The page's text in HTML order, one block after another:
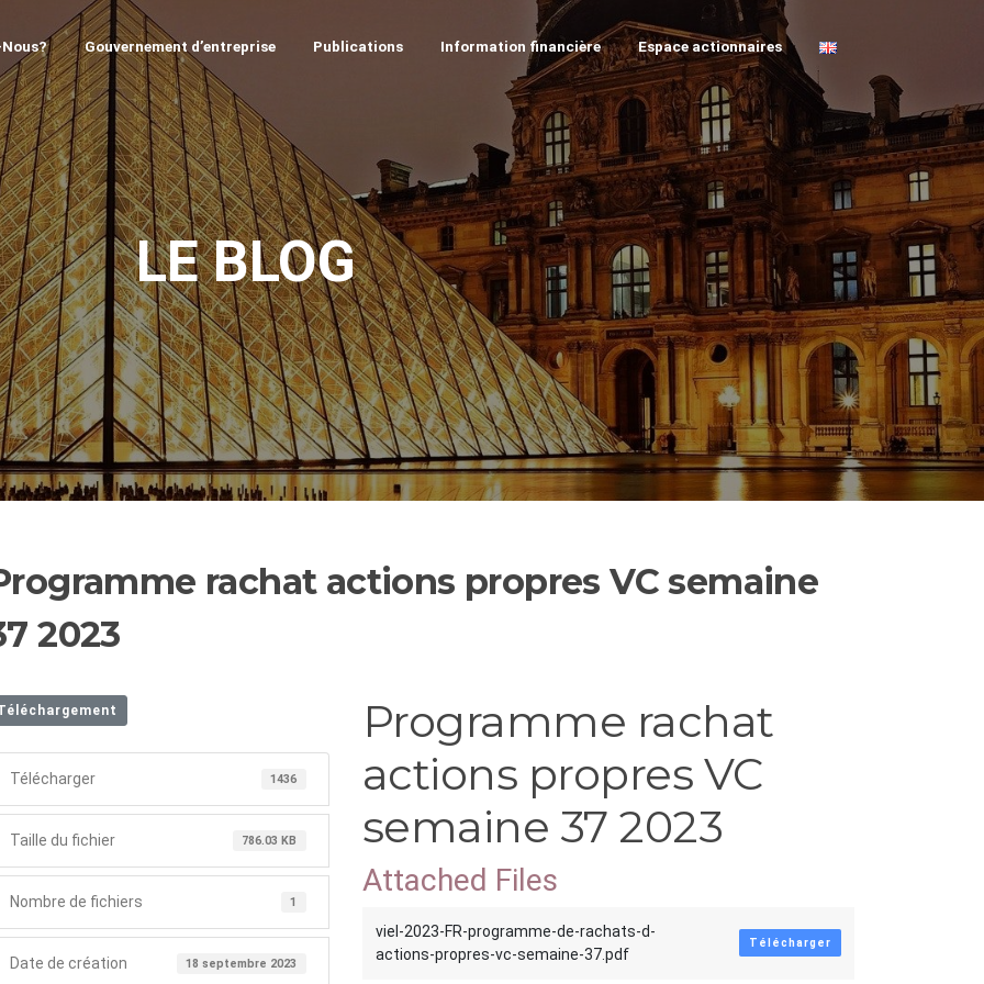
Gouvernement d’entreprise Publications Information financière Espace actionnaires
LE BLOG
rachat actions propres VC semaine
2023
Télécharger 1436
Taille du fichier 786.03 KB
Nombre de fichiers 1
Date de création 18 septembre 2023
Programme rachat
actions propres VC
semaine 37 2023
Attached Files
viel-2023-FR-programme-de-rachats-d-
actions-propres-vc-semaine-37.pdf
Télécharger